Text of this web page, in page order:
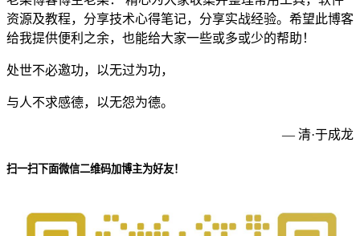
资源及教程，分享技术心得笔记，分享实战经验。希望此博客
给我提供便利之余，也能给大家一些或多或少的帮助！
处世不必邀功，以无过为功，
与人不求感德，以无怨为德。
— 清·于成龙
扫一扫下面微信二维码加博主为好友！